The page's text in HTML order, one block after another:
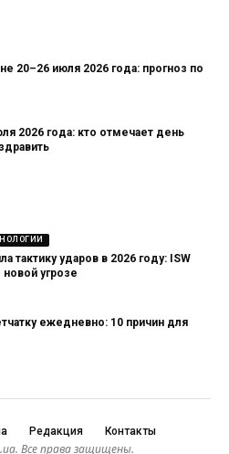
20–26 июля 2026 года: прогноз по
2026 года: кто отмечает день
тактику ударов в 2026 году: ISW
угрозе
ежедневно: 10 причин для
Редакция Контакты
Все права защищены.